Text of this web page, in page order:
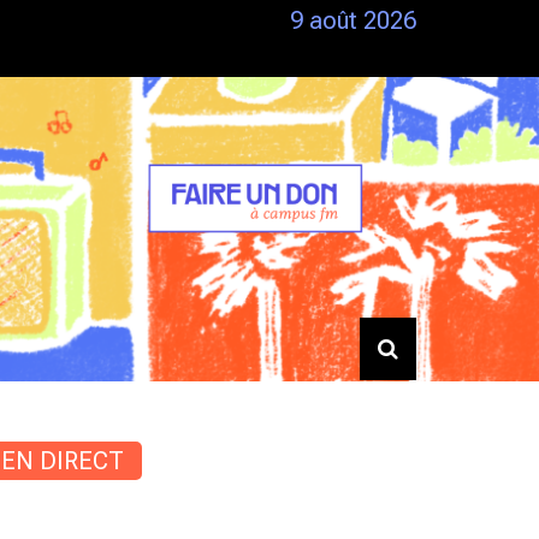
9 août 2026
EN DIRECT